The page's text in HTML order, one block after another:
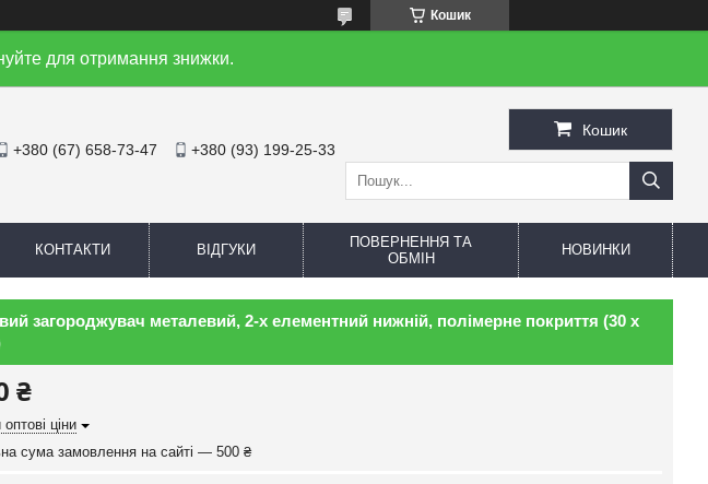
Кошик
для отримання знижки.
+380 (67) 658-73-47 +380 (93) 199-25-33
Кошик
КОНТАКТИ ВІДГУКИ
ПОВЕРНЕННЯ ТА
ОБМІН
НОВИНКИ
загороджувач металевий, 2-х елементний нижній, полімерне покриття (30 х
₴
ціни
сума замовлення на сайті — 500 ₴